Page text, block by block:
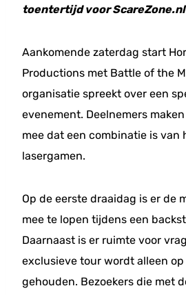
toentertijd voor
Aankomende zaterdag start
Productions met Battle of the
organisatie spreekt over een
evenement. Deelnemers
mee dat een combinatie is van
lasergamen.
Op de eerste draaidag is er de
mee te lopen tijdens een
Daarnaast is er ruimte voor
exclusieve tour wordt alleen
gehouden. Bezoekers die met